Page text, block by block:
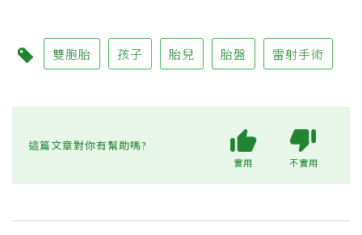
雙胞胎 孩子 胎兒 胎盤 雷射手術
這篇文章對你有幫助嗎?
實用 不實用